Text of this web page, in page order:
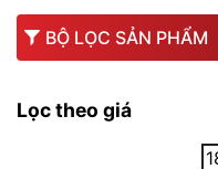
BỘ LỌC SẢN PHẨM
Lọc theo giá